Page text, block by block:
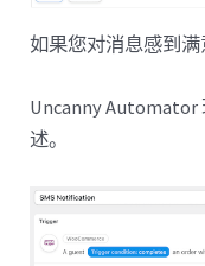
如果您对消息感到满
Uncanny
述。